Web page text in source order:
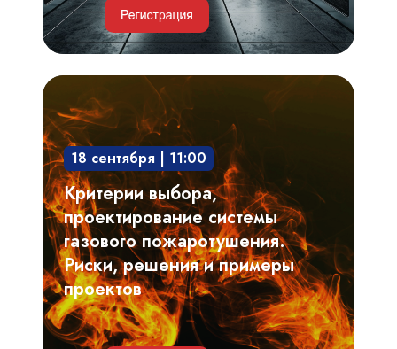
Критерии
выбора,
проектирование
системы
газового
пожаротушения.
Риски,
решения
и
примеры
проектов
18 сентября | 11:00
Критерии выбора,
проектирование системы
газового пожаротушения.
Риски, решения и примеры
проектов